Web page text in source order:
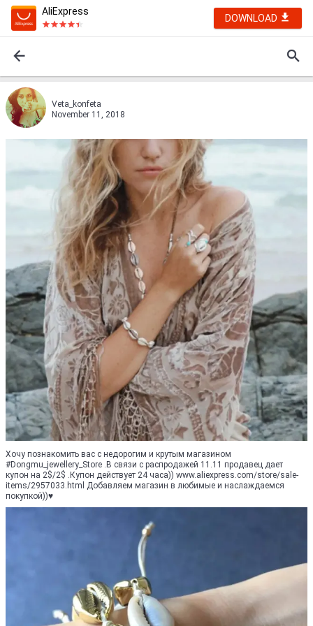
AliExpress
DOWNLOAD
Veta_konfeta
November 11, 2018
Хочу познакомить вас с недорогим и крутым магазином
#Dongmu_jewellery_Store .В связи с распродажей 11.11 продавец дает
купон на 2$/2$ .Купон действует 24 часа)) www.aliexpress.com/store/sale-
items/2957033.html Добавляем магазин в любимые и наслаждаемся
покупкой))♥️